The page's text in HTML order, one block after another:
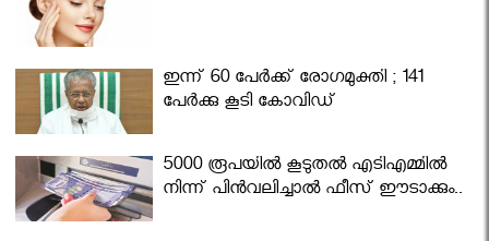
ഇന്ന് 60 പേർക്ക് രോഗമുക്തി ; 141
പേര്‍ക്കു കൂടി കോവിഡ്
5000 രൂപയിൽ കൂടുതൽ എടിഎമ്മിൽ
നിന്ന് പിൻവലിച്ചാൽ ഫീസ് ഈടാക്കും..